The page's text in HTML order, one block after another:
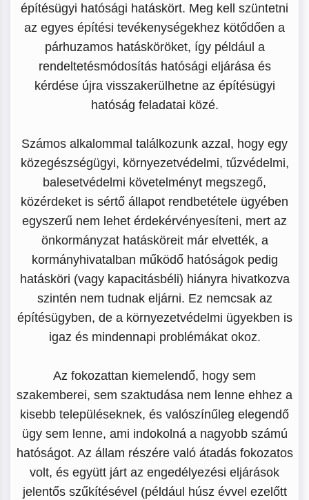
építésügyi hatósági hatáskört. Meg kell szüntetni
az egyes építési tevékenységekhez kötődően a
párhuzamos hatásköröket, így például a
rendeltetésmódosítás hatósági eljárása és
kérdése újra visszakerülhetne az építésügyi
hatóság feladatai közé.
Számos alkalommal találkozunk azzal, hogy egy
közegészségügyi, környezetvédelmi, tűzvédelmi,
balesetvédelmi követelményt megszegő,
közérdeket is sértő állapot rendbetétele ügyében
egyszerű nem lehet érdekérvényesíteni, mert az
önkormányzat hatásköreit már elvették, a
kormányhivatalban működő hatóságok pedig
hatásköri (vagy kapacitásbéli) hiányra hivatkozva
szintén nem tudnak eljárni. Ez nemcsak az
építésügyben, de a környezetvédelmi ügyekben is
igaz és mindennapi problémákat okoz.
Az fokozattan kiemelendő, hogy sem
szakemberei, sem szaktudása nem lenne ehhez a
kisebb településeknek, és valószínűleg elegendő
ügy sem lenne, ami indokolná a nagyobb számú
hatóságot. Az állam részére való átadás fokozatos
volt, és együtt járt az engedélyezési eljárások
jelentős szűkítésével (például húsz évvel ezelőtt